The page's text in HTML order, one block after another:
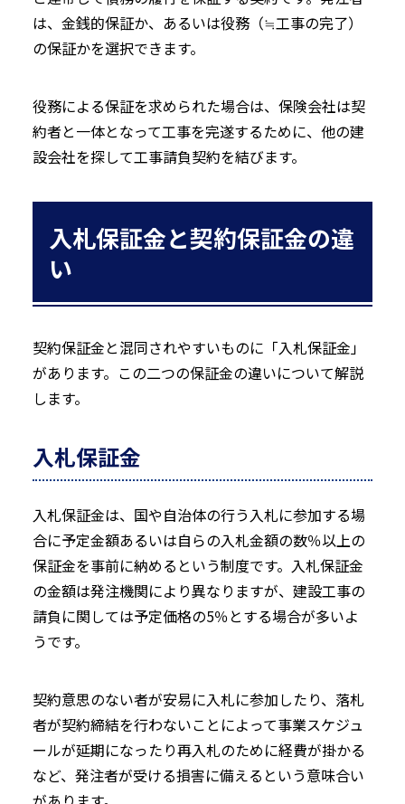
は、金銭的保証か、あるいは役務（≒工事の完了）
の保証かを選択できます。
役務による保証を求められた場合は、保険会社は契
約者と一体となって工事を完遂するために、他の建
設会社を探して工事請負契約を結びます。
入札保証金と契約保証金の違
い
契約保証金と混同されやすいものに「入札保証金」
があります。この二つの保証金の違いについて解説
します。
入札保証金
入札保証金は、国や自治体の行う入札に参加する場
合に予定金額あるいは自らの入札金額の数％以上の
保証金を事前に納めるという制度です。入札保証金
の金額は発注機関により異なりますが、建設工事の
請負に関しては予定価格の5％とする場合が多いよ
うです。
契約意思のない者が安易に入札に参加したり、落札
者が契約締結を行わないことによって事業スケジュ
ールが延期になったり再入札のために経費が掛かる
など、発注者が受ける損害に備えるという意味合い